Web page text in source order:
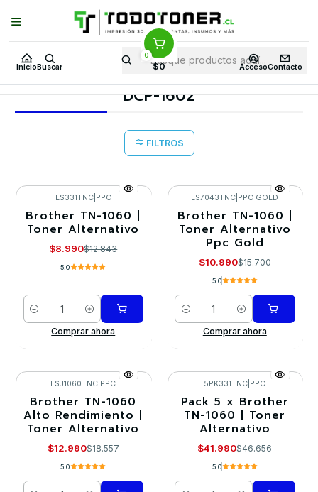
Inicio Buscar
0
$0 AccesoContacto
Puedes Elegir: Comprar enTienda· Despachoa Todo Chile · Retiro en
Tienda en24 Horas
Inicio Toner y tambor Toner Alternativo BROTHER
Equipos BROTHER
DCP-1602
FILTROS
-30%
LS331TNC| PPC
Brother TN-1060 |
Toner Alternativo
$8.990$12.843
5.0
Cantidad
Comprar ahora
-30%
LS7043TNC PPC GOLD
Brother TN-1060 |
Toner Alternativo
Ppc Gold
$10.990$15.700
5.0
Cantidad
Comprar ahora
-30%
LSJ1060TNC PPC
Brother TN-1060
Alto Rendimiento |
Toner Alternativo
$12.990$18.557
5.0
-10%
5PK331TNC PPC
Pack 5 x Brother
TN-1060 | Toner
Alternativo
$41.990$46.656
5.0